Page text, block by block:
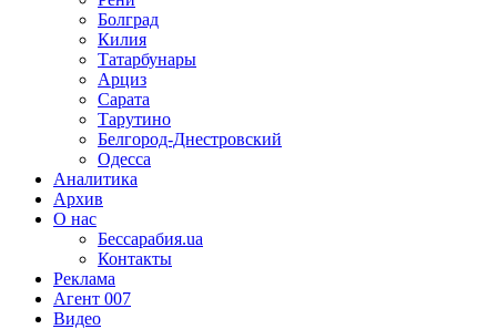
Болград
Килия
Татарбунары
Арциз
Сарата
Тарутино
Белгород-Днестровский
Одесса
Аналитика
Архив
О нас
Бессарабия.ua
Контакты
Реклама
Агент 007
Видео